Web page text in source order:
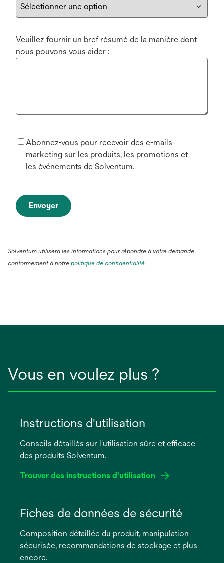
Veuillez fournir un bref résumé de la manière dont
nous pouvons vous aider :
Abonnez-vous pour recevoir des e-mails
marketing sur les produits, les promotions et
les événements de Solventum.
Envoyer
Solventum utilisera les informations pour répondre à votre demande
conformément à notre politique de confidentialité.
Vous en voulez plus ?
Instructions d'utilisation
Conseils détaillés sur l'utilisation sûre et efficace
des produits Solventum.
Trouver des instructions d'utilisation
dans
nouvel
onglet
Fiches de données de sécurité
Composition détaillée du produit, manipulation
sécurisée, recommandations de stockage et plus
encore.